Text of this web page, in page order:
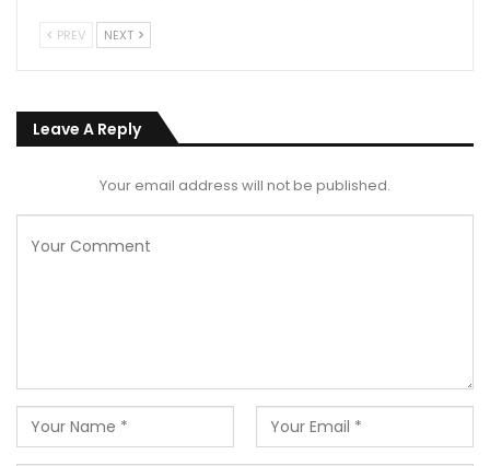
PREV NEXT
Leave A Reply
Your email address will not be published.